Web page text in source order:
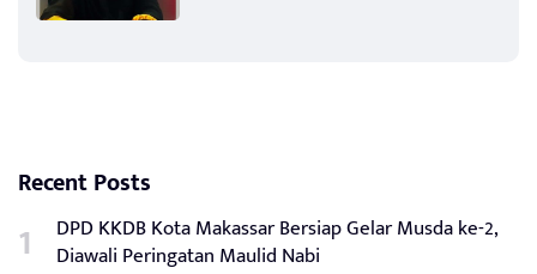
Recent Posts
DPD KKDB Kota Makassar Bersiap Gelar Musda ke-2,
Diawali Peringatan Maulid Nabi